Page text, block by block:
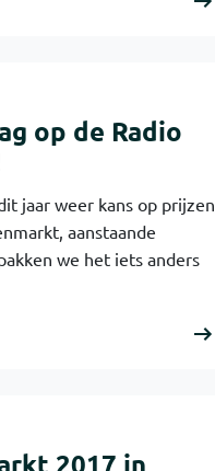
op de Radio
jaar weer kans op prijzen
aanstaande
we het iets anders
2017 in